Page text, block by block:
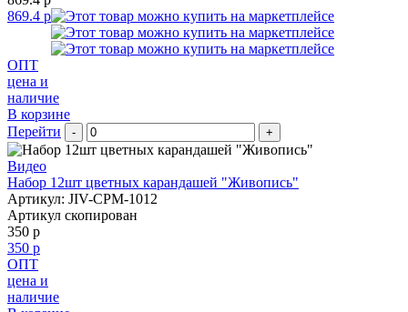
869.4 р
ОПТ
цена и
наличие
В корзине
Перейти
- +
Видео
Набор 12шт цветных карандашей "Живопись"
Артикул: JIV-CPM-1012
Артикул скопирован
350 р
350 р
ОПТ
цена и
наличие